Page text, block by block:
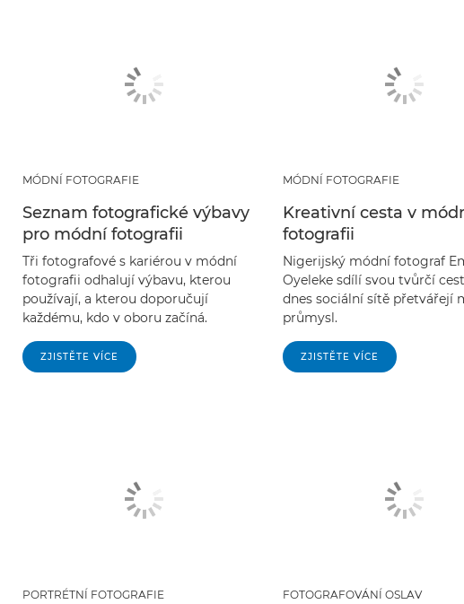
MÓDNÍ FOTOGRAFIE
Seznam fotografické výbavy
pro módní fotografii
Tři fotografové s kariérou v módní
fotografii odhalují výbavu, kterou
používají, a kterou doporučují
každému, kdo v oboru začíná.
ZJISTĚTE VÍCE
MÓDNÍ FOTOGRAFIE
Kreativní cesta v
fotografii
Nigerijský módní fotograf
Oyeleke sdílí svou tvůrčí
dnes sociální sítě přetvářejí
průmysl.
ZJISTĚTE VÍCE
PORTRÉTNÍ FOTOGRAFIE FOTOGRAFOVÁNÍ OSLAV